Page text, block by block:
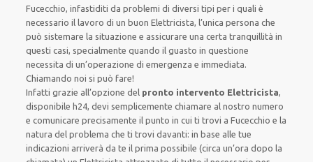
Fucecchio, infastiditi da problemi di diversi tipi per i quali è
necessario il lavoro di un buon Elettricista, l’unica persona che
può sistemare la situazione e assicurare una certa tranquillità in
questi casi, specialmente quando il guasto in questione
necessita di un’operazione di emergenza e immediata.
Chiamando noi si può fare!
Infatti grazie all’opzione del pronto intervento Elettricista,
disponibile h24, devi semplicemente chiamare al nostro numero
e comunicare precisamente il punto in cui ti trovi a Fucecchio e la
natura del problema che ti trovi davanti: in base alle tue
indicazioni arriverà da te il prima possibile (circa un’ora dopo la